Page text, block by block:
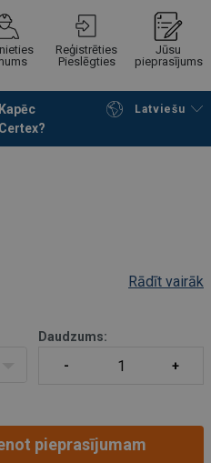
Reģistrēties
Pieslēgties
Jūsu
pieprasījums
Kapēc
Certex?
Latviešu
pieprasījumu
Palešu dakšas
Rādīt vairāk
Daudzums:
pieprasījumam